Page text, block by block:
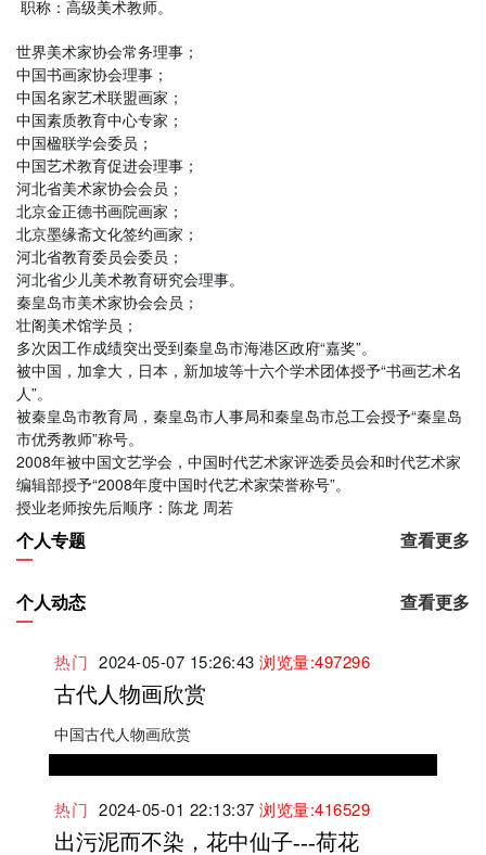
职称：高级美术教师。
世界美术家协会常务理事；
中国书画家协会理事；
中国名家艺术联盟画家；
中国素质教育中心专家；
中国楹联学会委员；
中国艺术教育促进会理事；
河北省美术家协会会员；
北京金正德书画院画家；
北京墨缘斋文化签约画家；
河北省教育委员会委员；
河北省少儿美术教育研究会理事。
秦皇岛市美术家协会会员；
壮阁美术馆学员；
多次因工作成绩突出受到秦皇岛市海港区政府“嘉奖”。
被中国，加拿大，日本，新加坡等十六个学术团体授予“书画艺术名
人”。
被秦皇岛市教育局，秦皇岛市人事局和秦皇岛市总工会授予“秦皇岛
市优秀教师”称号。
2008年被中国文艺学会，中国时代艺术家评选委员会和时代艺术家
编辑部授予“2008年度中国时代艺术家荣誉称号”。
授业老师按先后顺序：陈龙 周若
个人专题 查看更多
个人动态 查看更多
热门 2024-05-07 15:26:43 浏览量:497296
古代人物画欣赏
中国古代人物画欣赏
热门 2024-05-01 22:13:37 浏览量:416529
出污泥而不染，花中仙子---荷花